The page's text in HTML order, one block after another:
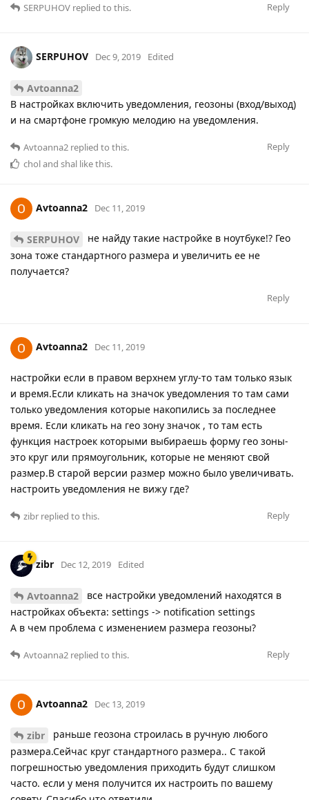
Reply
SERPUHOV replied to this.
SERPUHOV Dec 9, 2019 Edited
Avtoanna2
В настройках включить уведомления, геозоны (вход/выход)
и на смартфоне громкую мелодию на уведомления.
Reply
Avtoanna2 replied to this.
choland shal like this.
Avtoanna2 Dec 11, 2019
SERPUHOV
не найду такие настройке в ноутбуке!? Гео
зона тоже стандартного размера и увеличить ее не
получается?
Reply
Avtoanna2 Dec 11, 2019
настройки если в правом верхнем углу-то там только язык
и время.Если кликать на значок уведомления то там сами
только уведомления которые накопились за последнее
время. Если кликать на гео зону значок , то там есть
функция настроек которыми выбираешь форму гео зоны-
это круг или прямоугольник, которые не меняют свой
размер.В старой версии размер можно было увеличивать.
настроить уведомления не вижу где?
Reply
zibr replied to this.
zibr Dec 12, 2019 Edited
Avtoanna2
все настройки уведомлений находятся в
настройках объекта: settings -> notification settings
А в чем проблема с изменением размера геозоны?
Reply
Avtoanna2 replied to this.
Avtoanna2 Dec 13, 2019
zibr
раньше геозона строилась в ручную любого
размера.Сейчас круг стандартного размера.. С такой
погрешностью уведомления приходить будут слишком
часто. если у меня получится их настроить по вашему